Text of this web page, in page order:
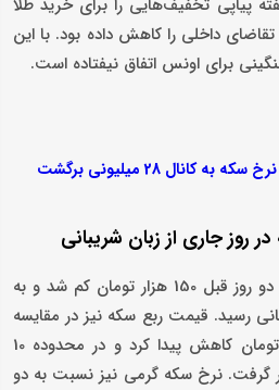
پیاپی تخفیف‌هایی را برای خرید طلا
تقاضای داخلی را کاهش داده بود. با این
برای اونس اتفاق نیفتاده است.
روز جاری از زبان شریبانی
امروز نرخ نیم سکه نسبت به دو روز قبل 150 هزار تومان کم شد و به
و 150 هزار تومانی رسید. قیمت ربع سکه نیز در مقایسه
با پنج شنبه گذشته 50 هزار تومان کاهش پیدا کرد و در محدوده 10
قرار گرفت. نرخ سکه گرمی نیز نسبت به دو